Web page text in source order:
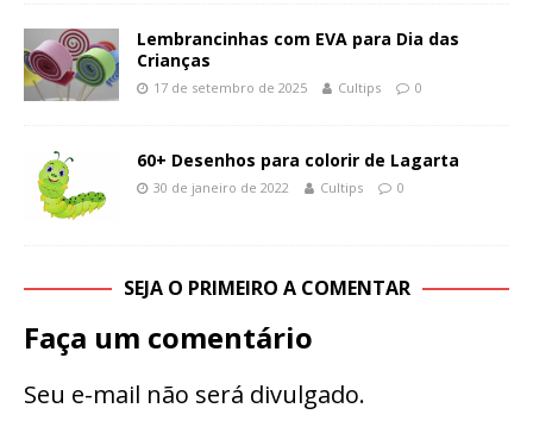
Lembrancinhas com EVA para Dia das
Crianças
17 de setembro de 2025 Cultips 0
60+ Desenhos para colorir de Lagarta
30 de janeiro de 2022 Cultips 0
SEJA O PRIMEIRO A COMENTAR
Faça um comentário
Seu e-mail não será divulgado.